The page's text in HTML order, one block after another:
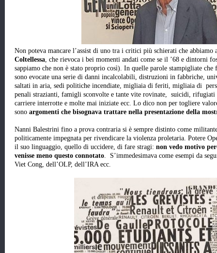
Non poteva mancare l’assist di uno tra i critici più schierati che abbiamo
Coltellessa, che rievoca i bei momenti andati come se il ’68 e dintorni
sappiamo che non è stato proprio così). In quelle parole stampigliate
sono evocate una serie di danni incalcolabili, distruzioni in fabbriche,
saltati in aria, sedi politiche incendiate, migliaia di feriti, migliaia di
penali strazianti, famigli sconvolte e tante vite rovinate, suicidi, rifugiati
carriere interrotte e molte mai iniziate ecc. Lo dico non per togliere
sono argomenti che bisognava trattare nella presentazione della
Nanni Balestrini fino a prova contraria si è sempre distinto come
politicamente impegnata per rivendicare la violenza proletaria. Potere
il suo linguaggio, quello di uccidere, di fare stragi: non vedo motivo
venisse meno questo connotato. S’immedesimava come esempi da
Viet Cong, dell’OLP, dell’IRA ecc.